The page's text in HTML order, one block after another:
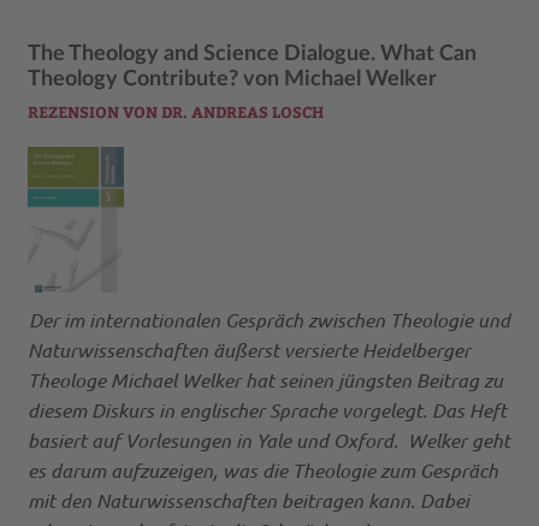
The Theology and Science Dialogue. What Can
Theology Contribute? von Michael Welker
REZENSION VON DR. ANDREAS LOSCH
Der im internationalen Gespräch zwischen Theologie und
Naturwissenschaften äußerst versierte Heidelberger
Theologe Michael Welker hat seinen jüngsten Beitrag zu
diesem Diskurs in englischer Sprache vorgelegt. Das Heft
basiert auf Vorlesungen in Yale und Oxford. Welker geht
es darum aufzuzeigen, was die Theologie zum Gespräch
mit den Naturwissenschaften beitragen kann. Dabei